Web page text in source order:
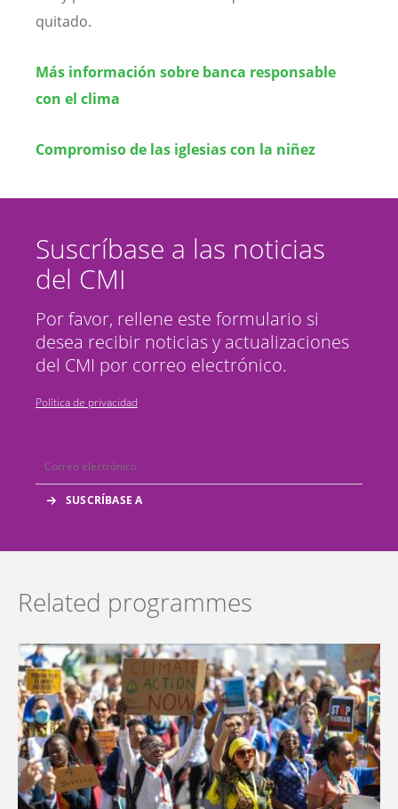
quitado.
Más información sobre banca responsable
con el clima
Compromiso de las iglesias con la niñez
Suscríbase a las noticias
del CMI
Por favor, rellene este formulario si
desea recibir noticias y actualizaciones
del CMI por correo electrónico.
Política de privacidad
Related programmes